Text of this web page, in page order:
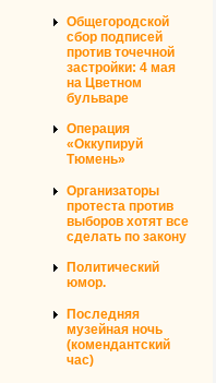
Общегородской
сбор подписей
против точечной
застройки: 4 мая
на Цветном
бульваре
Операция
«Оккупируй
Тюмень»
Организаторы
протеста против
выборов хотят все
сделать по закону
Политический
юмор.
Последняя
музейная ночь
(комендантский
час)